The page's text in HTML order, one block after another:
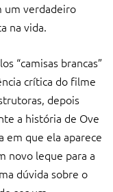
um verdadeiro
na vida.
“camisas brancas”
crítica do filme
depois
a história de Ove
em que ela aparece
novo leque para a
dúvida sobre o